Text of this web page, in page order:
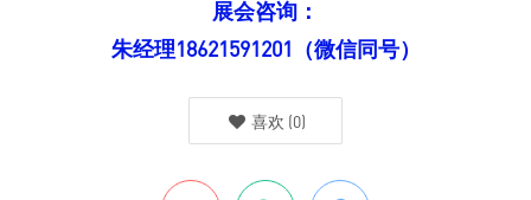
展会咨询：
朱经理18621591201（微信同号）
喜欢 (0)